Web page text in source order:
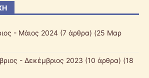
- Μάιος 2024 (7 άρθρα) (25 Μαρ
- Δεκέμβριος 2023 (10 άρθρα) (18